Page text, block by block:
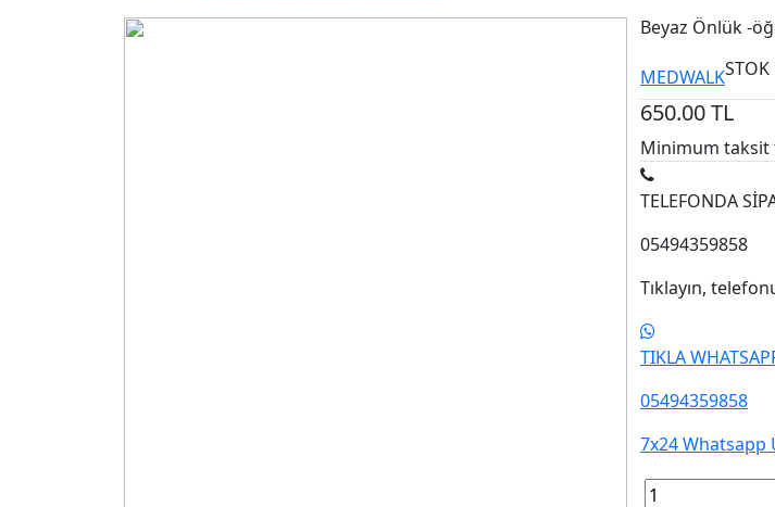
Beyaz Önlük -
MEDWALK
650.00TL
Minimum taksit
TELEFONDA
05494359858
Tıklayın,
TIKLA
05494359858
7x24 Whatsapp